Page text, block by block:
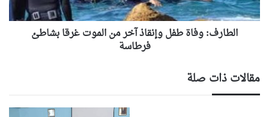
غرقا
بشاطئ
فرطاسةالطارف: وفاة طفل وإنقاذ آخر من الموت غرقا بشاطئ
فرطاسة
مقالات ذات صلة